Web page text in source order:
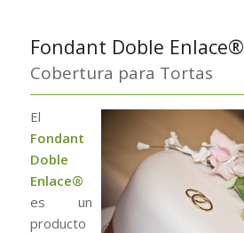
Fondant Doble Enlace®
Cobertura para Tortas
El
Fondant
Doble
Enlace®
es un
producto